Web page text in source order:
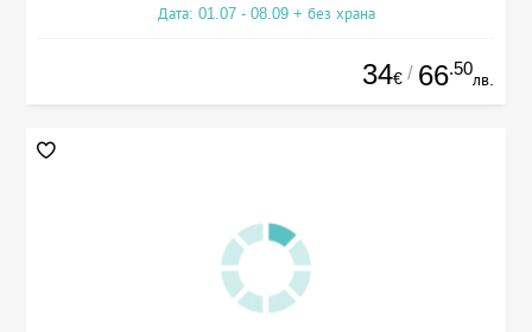
Дата: 01.07 - 08.09 + без храна
34€ / 66.50
лв.